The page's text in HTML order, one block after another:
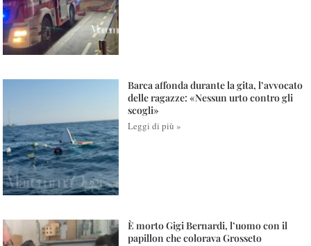
Barca affonda durante la gita, l’avvocato
delle ragazze: «Nessun urto contro gli
scogli»
Leggi di più »
È morto Gigi Bernardi, l’uomo con il
papillon che colorava Grosseto